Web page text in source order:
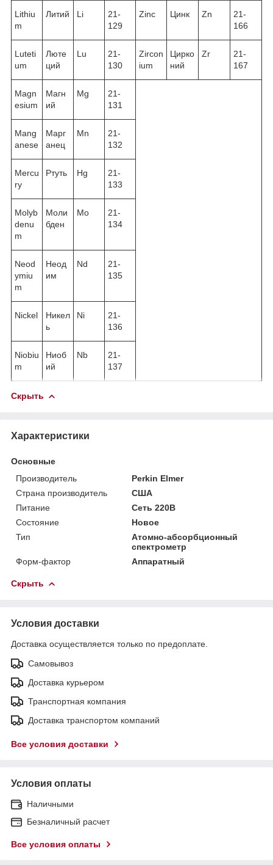
Lithiu
m
Литий Li
21-
129
Zinc Цинк Zn
21-
166
Luteti
um
Люте
ций
Lu
21-
130
Zircon
ium
Цирко
ний
Zr
21-
167
Magn
esium
Магн
ий
Mg
21-
131
Mang
anese
Марг
анец
Mn
21-
132
Mercu
ry
Ртуть Hg
21-
133
Molyb
denu
m
Моли
бден
Mo
21-
134
Neod
ymiu
m
Неод
им
Nd
21-
135
Nickel
Никел
ь
Ni
21-
136
Niobiu
m
Ниоб
ий
Nb
21-
137
Скрыть
Характеристики
Основные
Производитель
Perkin Elmer
Страна производитель
США
Питание
Сеть 220В
Состояние
Новое
Тип
Атомно-абсорбционный
спектрометр
Форм-фактор
Аппаратный
Скрыть
Условия доставки
Доставка осуществляется только по предоплате.
Самовывоз
Доставка курьером
Транспортная компания
Доставка транспортом компаний
Все условия доставки
Условия оплаты
Наличными
Безналичный расчет
Все условия оплаты